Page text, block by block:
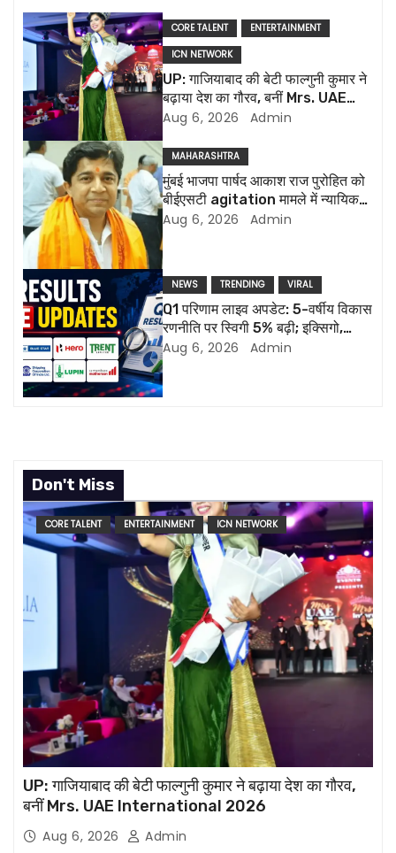
n
a
v
i
g
a
t
i
o
n
CORE TALENT
ENTERTAINMENT
ICN NETWORK
UP: गाजियाबाद की बेटी फाल्गुनी कुमार ने
बढ़ाया देश का गौरव, बनीं Mrs. UAE
International 2026
Aug 6, 2026 Admin
MAHARASHTRA
मुंबई भाजपा पार्षद आकाश राज पुरोहित को
बीईएसटी agitation मामले में न्यायिक
हिरासत में भेजा गया
Aug 6, 2026 Admin
NEWS TRENDING VIRAL
Q1 परिणाम लाइव अपडेट: 5-वर्षीय विकास
रणनीति पर स्विगी 5% बढ़ी; इक्सिगो,
ल्यूपिन की रिपोर्ट आज
Aug 6, 2026 Admin
Don't Miss
CORE TALENT ENTERTAINMENT ICN NETWORK
UP: गाजियाबाद की बेटी फाल्गुनी कुमार ने बढ़ाया देश का गौरव,
बनीं Mrs. UAE International 2026
Aug 6, 2026 Admin